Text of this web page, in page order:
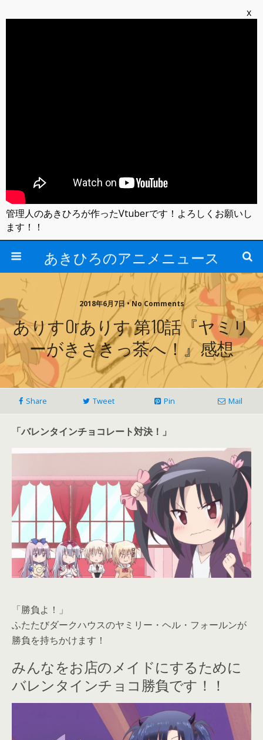
あきひろのアニメニュース
2018年6月7日 • No Comments
ありすorありす 第10話『ヤミリ
ーがきさきっ茶へ！』感想
Share Tweet Pin Mail
「バレンタインチョコレート対決！」
「勝負よ！」
ふたたびダークハウスのヤミリー・ヘル・フォールンが
勝負を持ちかけます！
みんなをお店のメイドにするために
バレンタインチョコ勝負です！！
x
管理人のあきひろが作ったVtuberです！よろしくお願いし
ます！！